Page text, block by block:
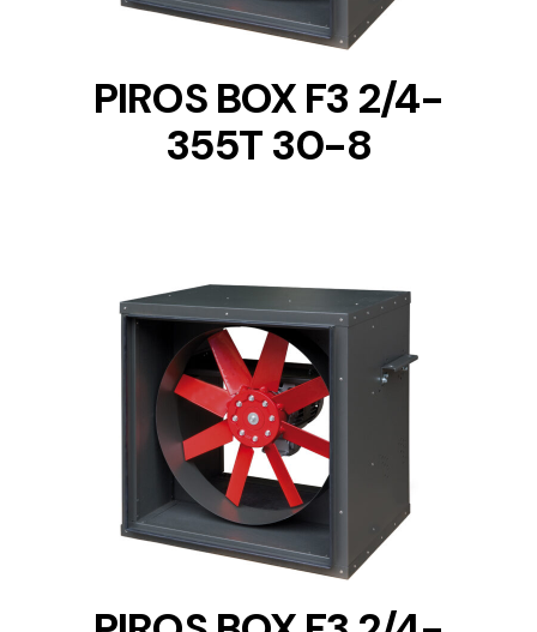
PIROS BOX F3 2/4-
355T 30-8
DETAILS